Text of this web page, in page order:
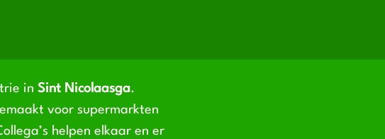
in Sint Nicolaasga.
voor supermarkten
helpen elkaar en er